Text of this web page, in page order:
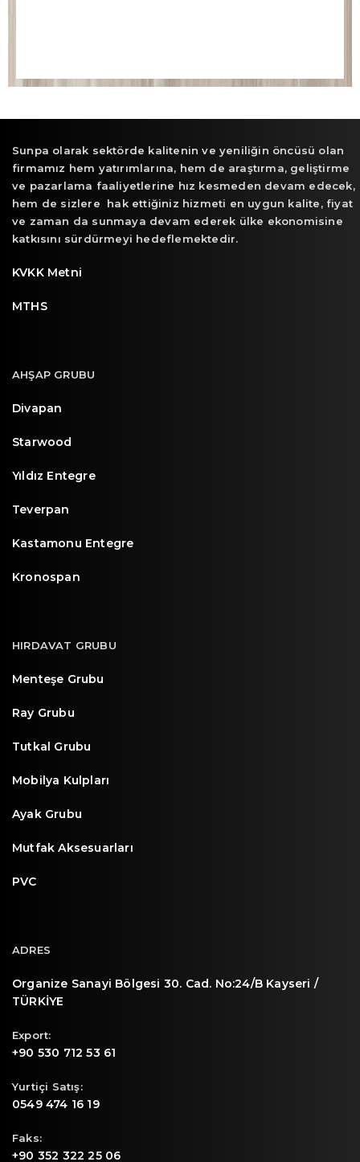
Sunpa olarak sektörde kalitenin ve yeniliğin öncüsü olan
firmamız hem yatırımlarına, hem de araştırma, geliştirme
ve pazarlama faaliyetlerine hız kesmeden devam edecek,
hem de sizlere hak ettiğiniz hizmeti en uygun kalite, fiyat
ve zaman da sunmaya devam ederek ülke ekonomisine
katkısını sürdürmeyi hedeflemektedir.
KVKK Metni
MTHS
AHŞAP GRUBU
Divapan
Starwood
Yıldız Entegre
Teverpan
Kastamonu Entegre
Kronospan
HIRDAVAT GRUBU
Menteşe Grubu
Ray Grubu
Tutkal Grubu
Mobilya Kulpları
Ayak Grubu
Mutfak Aksesuarları
PVC
ADRES
Organize Sanayi Bölgesi 30. Cad. No:24/B Kayseri /
TÜRKİYE
Export:
+90 530 712 53 61
Yurtiçi Satış:
0549 474 16 19
Faks:
+90 352 322 25 06